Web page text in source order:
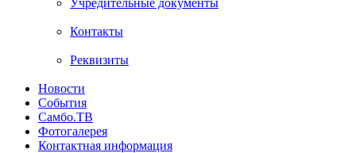
Учредительные документы
Контакты
Реквизиты
Новости
События
Самбо.ТВ
Фотогалерея
Контактная информация